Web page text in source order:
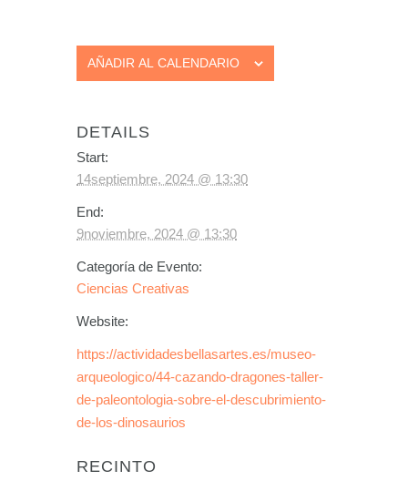
AÑADIR AL CALENDARIO
DETAILS
Start:
14septiembre, 2024 @ 13:30
End:
9noviembre, 2024 @ 13:30
Categoría de Evento:
Ciencias Creativas
Website:
https://actividadesbellasartes.es/museo-
arqueologico/44-cazando-dragones-taller-
de-paleontologia-sobre-el-descubrimiento-
de-los-dinosaurios
RECINTO